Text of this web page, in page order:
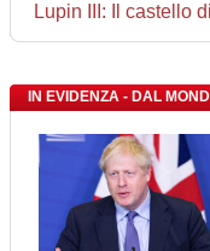
Lupin III: Il castello
IN EVIDENZA - DAL